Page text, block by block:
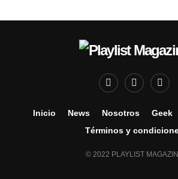
Inicio News Nosotros Geek
Términos y
© 2022 PLAYLIST